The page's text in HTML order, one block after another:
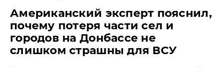
Американский эксперт пояснил,
почему потеря части сел и
городов на Донбассе не
слишком страшны для ВСУ